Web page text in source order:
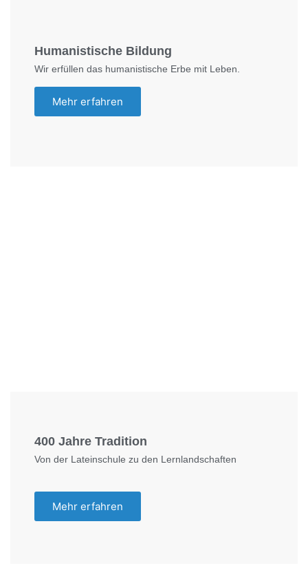
Humanistische Bildung
Wir erfüllen das humanistische Erbe mit Leben.
Mehr erfahren
400 Jahre Tradition
Von der Lateinschule zu den Lernlandschaften
Mehr erfahren